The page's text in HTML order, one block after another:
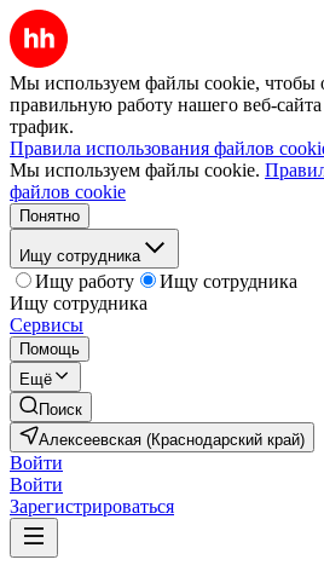
Мы используем файлы cookie, чтобы
правильную работу нашего веб-
трафик.
Правила использования файлов
Мы используем файлы cookie.
файлов cookie
Понятно
Ищу сотрудника
Ищу работу
Ищу сотрудника
Ищу сотрудника
Сервисы
Помощь
Ещё
Поиск
Алексеевская (Краснодарский край)
Войти
Войти
Зарегистрироваться